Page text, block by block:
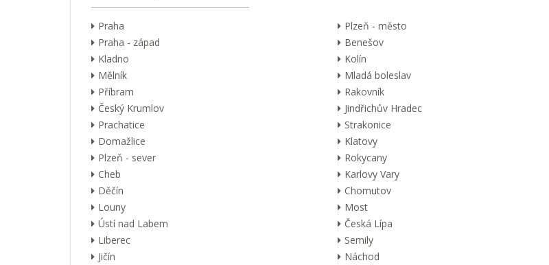
Praha Plzeň - město
Praha - západ
Benešov
Kladno
Kolín
Mělník
Mladá boleslav
Příbram
Rakovník
Český Krumlov
Jindřichův Hradec
Prachatice
Strakonice
Domažlice
Klatovy
Plzeň - sever
Rokycany
Cheb
Karlovy Vary
Děčín
Chomutov
Louny
Most
Ústí nad Labem
Česká Lípa
Liberec
Semily
Jičín
Náchod